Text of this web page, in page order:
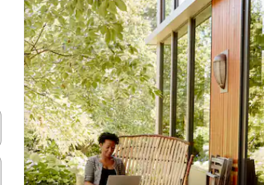
usando las teclas de las flechas hacia arriba y hacia